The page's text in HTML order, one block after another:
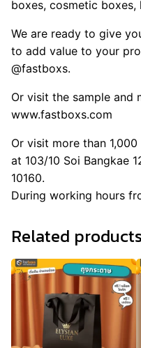
boxes, cosmetic
We are ready to give
to add value to your
@fastboxs.
Or visit the sample and
www.fastboxs.com
Or visit more than
at 103/10 Soi Bangkae
10160.
During working hours
Related products